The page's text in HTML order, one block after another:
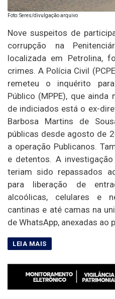
Foto: Seres/divulgação arquivo
Nove suspeitos de
corrupção na
localizada em Petrolina,
crimes. A Polícia Civil
remeteu o inquérito
Público (MPPE), que
de indiciados está o ex-
Barbosa Martins de
públicas desde agosto de
a operação Publicanos.
e detentos. A
teriam sido repassados
para liberação de
alcoólicas, celulares e
cantinas e até camas na
de WhatsApp, anexadas ao